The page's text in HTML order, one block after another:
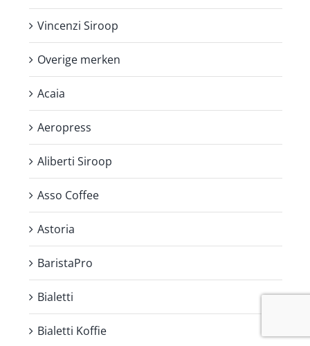
Vincenzi Siroop
Overige merken
Acaia
Aeropress
Aliberti Siroop
Asso Coffee
Astoria
BaristaPro
Bialetti
Bialetti Koffie